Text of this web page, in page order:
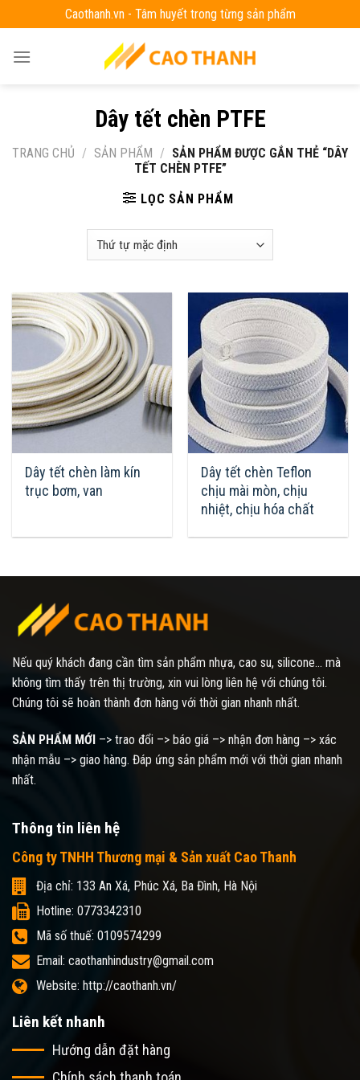
to
content
Caothanh.vn - Tâm huyết trong từng sản phẩm
Dây tết chèn PTFE
TRANG CHỦ / SẢN PHẨM / SẢN PHẨM ĐƯỢC GẮN THẺ “DÂY
TẾT CHÈN PTFE”
LỌC SẢN PHẨM
Dây tết chèn làm kín
trục bơm, van
Dây tết chèn Teflon
chịu mài mòn, chịu
nhiệt, chịu hóa chất
Nếu quý khách đang cần tìm sản phẩm nhựa, cao su, silicone... mà
không tìm thấy trên thị trường, xin vui lòng liên hệ với chúng tôi.
Chúng tôi sẽ hoàn thành đơn hàng với thời gian nhanh nhất.
SẢN PHẨM MỚI –> trao đổi –> báo giá –> nhận đơn hàng –> xác
nhận mẫu –> giao hàng. Đáp ứng sản phẩm mới với thời gian nhanh
nhất.
Thông tin liên hệ
Công ty TNHH Thương mại & Sản xuất Cao Thanh
Địa chỉ: 133 An Xá, Phúc Xá, Ba Đình, Hà Nội
Hotline: 0773342310
Mã số thuế: 0109574299
Email: caothanhindustry@gmail.com
Website: http://caothanh.vn/
Liên kết nhanh
Hướng dẫn đặt hàng